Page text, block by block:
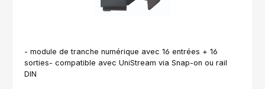
- module de tranche numérique avec 16 entrées + 16
sorties- compatible avec UniStream via Snap-on ou rail
DIN